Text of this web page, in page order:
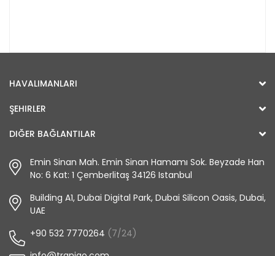
HAVALIMANLARI
ŞEHIRLER
DIĞER BAĞLANTILAR
Emin Sinan Mah. Emin Sinan Hamamı Sok. Beyzade Han
No: 6 Kat: 1 Çemberlitaş 34126 Istanbul
Building A1, Dubai Digital Park, Dubai Silicon Oasis, Dubai,
UAE
+90 532 7770264 (7/24)